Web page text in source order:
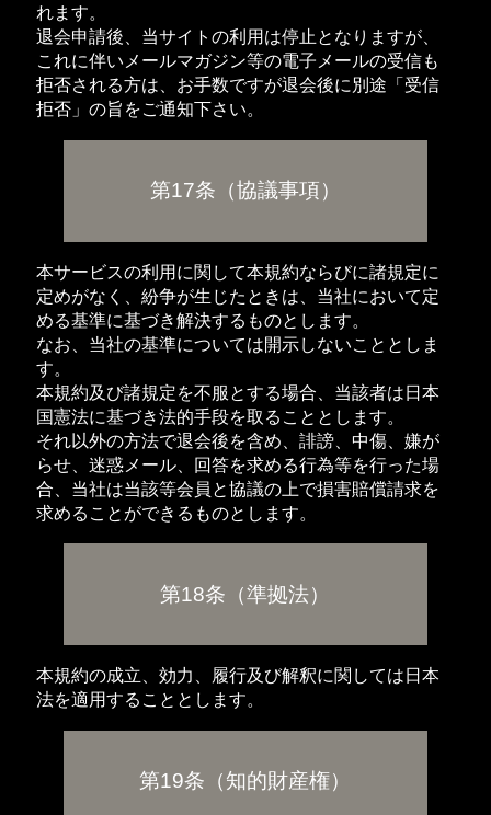
れます。
退会申請後、当サイトの利用は停止となりますが、
これに伴いメールマガジン等の電子メールの受信も
拒否される方は、お手数ですが退会後に別途「受信
拒否」の旨をご通知下さい。
第17条（協議事項）
本サービスの利用に関して本規約ならびに諸規定に
定めがなく、紛争が生じたときは、当社において定
める基準に基づき解決するものとします。
なお、当社の基準については開示しないこととしま
す。
本規約及び諸規定を不服とする場合、当該者は日本
国憲法に基づき法的手段を取ることとします。
それ以外の方法で退会後を含め、誹謗、中傷、嫌が
らせ、迷惑メール、回答を求める行為等を行った場
合、当社は当該等会員と協議の上で損害賠償請求を
求めることができるものとします。
第18条（準拠法）
本規約の成立、効力、履行及び解釈に関しては日本
法を適用することとします。
第19条（知的財産権）